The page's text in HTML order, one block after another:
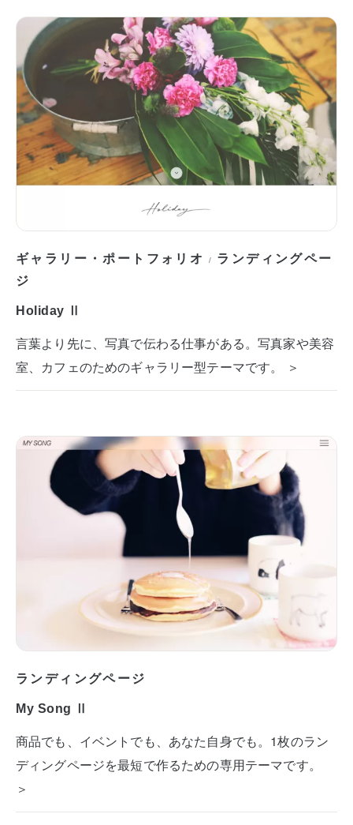
ギャラリー・ポートフォリオ / ランディングペー
ジ
Holiday Ⅱ
言葉より先に、写真で伝わる仕事がある。写真家や美容
室、カフェのためのギャラリー型テーマです。 ＞
ランディングページ
My Song Ⅱ
商品でも、イベントでも、あなた自身でも。1枚のラン
ディングページを最短で作るための専用テーマです。
＞